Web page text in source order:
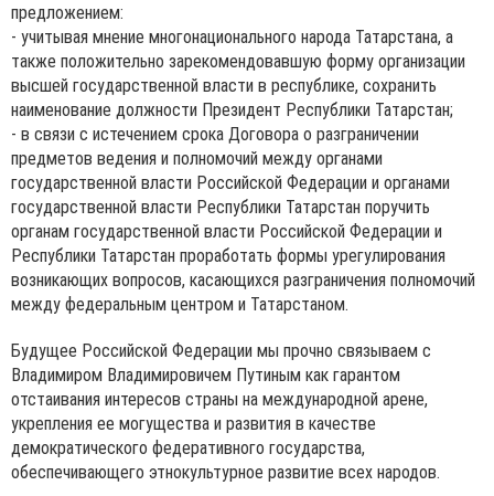
предложением:
- учитывая мнение многонационального народа Татарстана, а
также положительно зарекомендовавшую форму организации
высшей государственной власти в республике, сохранить
наименование должности Президент Республики Татарстан;
- в связи с истечением срока Договора о разграничении
предметов ведения и полномочий между органами
государственной власти Российской Федерации и органами
государственной власти Республики Татарстан поручить
органам государственной власти Российской Федерации и
Республики Татарстан проработать формы урегулирования
возникающих вопросов, касающихся разграничения полномочий
между федеральным центром и Татарстаном.
Будущее Российской Федерации мы прочно связываем с
Владимиром Владимировичем Путиным как гарантом
отстаивания интересов страны на международной арене,
укрепления ее могущества и развития в качестве
демократического федеративного государства,
обеспечивающего этнокультурное развитие всех народов.